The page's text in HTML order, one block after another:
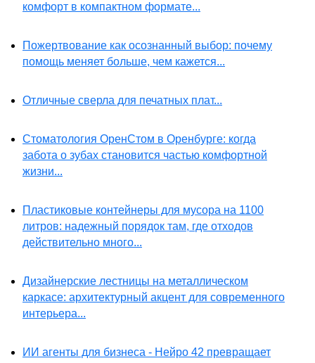
комфорт в компактном формате...
Пожертвование как осознанный выбор: почему
помощь меняет больше, чем кажется...
Отличные сверла для печатных плат...
Стоматология ОренСтом в Оренбурге: когда
забота о зубах становится частью комфортной
жизни...
Пластиковые контейнеры для мусора на 1100
литров: надежный порядок там, где отходов
действительно много...
Дизайнерские лестницы на металлическом
каркасе: архитектурный акцент для современного
интерьера...
ИИ агенты для бизнеса - Нейро 42 превращает